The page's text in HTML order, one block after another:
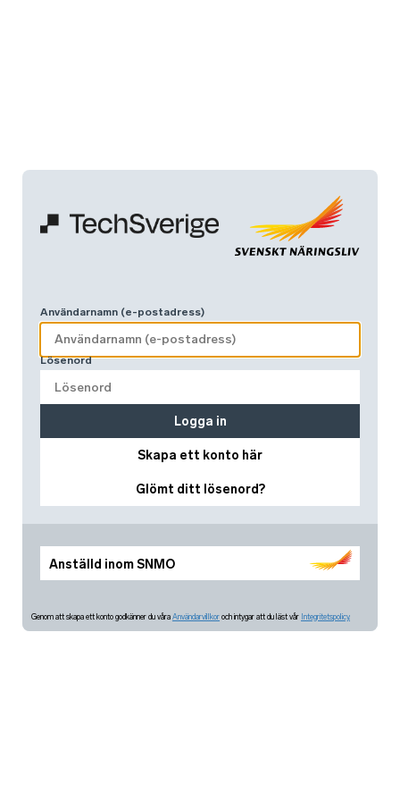
Anställd inom SNMO
Användarnamn (e-postadress)
Lösenord
Skapa ett konto här
Glömt ditt lösenord?
Logga in
Genom att skapa ett konto godkänner du våra Användarvillkor och intygar att du läst vår Integritetspolicy.